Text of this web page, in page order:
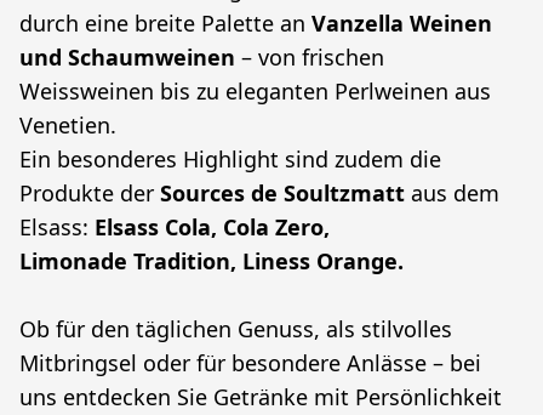
durch eine breite Palette an Vanzella Weinen
und Schaumweinen – von frischen
Weissweinen bis zu eleganten Perlweinen aus
Venetien.
Ein besonderes Highlight sind zudem die
Produkte der Sources de Soultzmatt aus dem
Elsass: Elsass Cola, Cola Zero,
Limonade Tradition, Liness Orange.
Ob für den täglichen Genuss, als stilvolles
Mitbringsel oder für besondere Anlässe – bei
uns entdecken Sie Getränke mit Persönlichkeit